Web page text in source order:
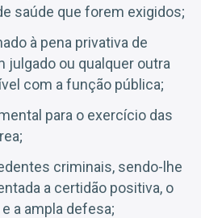
saúde que forem exigidos;
à pena privativa de
julgado ou qualquer outra
com a função pública;
para o exercício das
criminais, sendo-lhe
a certidão positiva, o
a ampla defesa;